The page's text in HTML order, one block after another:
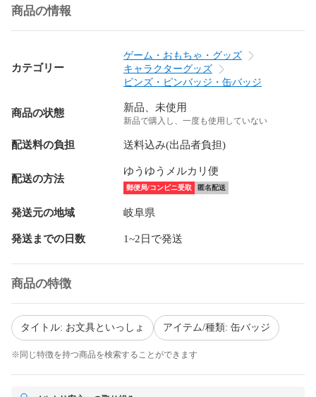
商品の情報
カテゴリー
ゲーム・おもちゃ・グッズ
キャラクターグッズ
ピンズ・ピンバッジ・缶バッジ
商品の状態 新品、未使用
新品で購入し、一度も使用していない
配送料の負担 送料込み(出品者負担)
配送の方法
ゆうゆうメルカリ便
郵便局/コンビニ受取 匿名配送
発送元の地域 岐阜県
発送までの日数 1~2日で発送
商品の特徴
タイトル: お文具といっしょ アイテム/種類: 缶バッジ
※同じ特徴を持つ商品を検索することができます